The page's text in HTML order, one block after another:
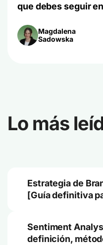
que debes seguir
Magdalena
Sadowska
Lo más
Estrategia de
[Guía definitiva
Sentiment
definición,